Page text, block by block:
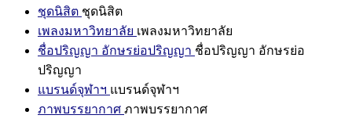
ชุดนิสิต ชุดนิสิต
เพลงมหาวิทยาลัย เพลงมหาวิทยาลัย
ชื่อปริญญา อักษรย่อปริญญา ชื่อปริญญา อักษรย่อ
ปริญญา
แบรนด์จุฬาฯ แบรนด์จุฬาฯ
ภาพบรรยากาศ ภาพบรรยากาศ